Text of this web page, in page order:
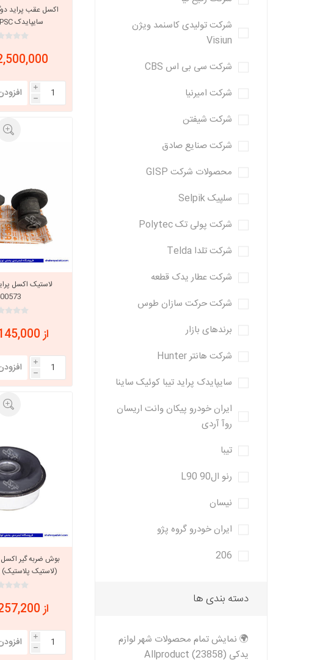
خانواده تیبا، ساینا و
مشترک تیبا، ساینا
شاهین
تخصصی کوییک
تخصصی ساینا
مزدا وانت
سایپایدک 560674PSC
82,500,000
i
h
لاستیک اکسل
از 2,145,000 ریال
i
h
(لاستیک پلاستیک)
از 2,257,200 ریال
i
h
شرکت تولیدی کاسنمد ویژن
Visiun
شرکت سی بی اس CBS
شرکت امیرنیا
شرکت شیفتن
شرکت صنایع صادق
محصولات شرکت GISP
سلپیک Selpik
شرکت پولی تک Polytec
شرکت تلدا Telda
شرکت عطار یدک قطعه
شرکت حرکت سازان طوس
برندهای بازار
شرکت هانتر Hunter
سایپایدک پراید تیبا کوئیک ساینا
ایران خودرو پیکان وانت اریسان
روآ آردی
تیبا
رنو ال90 L90
نیسان
ایران خودرو گروه پژو
206
دسته بندی ها
🌍 نمایش تمام محصولات شهر لوازم
یدکی Allproduct (23858)